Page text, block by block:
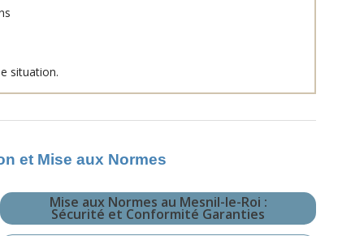
situation.
et Mise aux Normes
Mise aux Normes au Mesnil-le-Roi :
Sécurité et Conformité Garanties